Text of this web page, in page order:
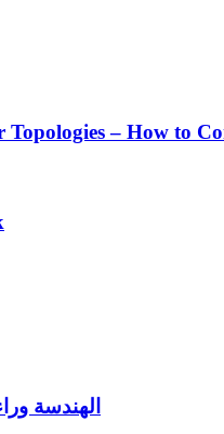
Topologies – How to
الهندسة وراء إنتاج المحركات بسرعة